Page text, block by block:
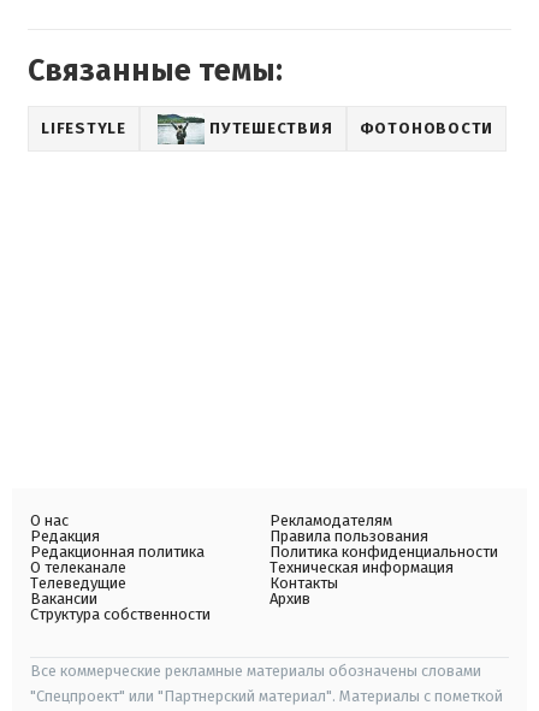
Связанные темы:
LIFESTYLE ПУТЕШЕСТВИЯ ФОТОНОВОСТИ
О нас
Редакция
Редакционная политика
О телеканале
Телеведущие
Вакансии
Структура собственности
Рекламодателям
Правила пользования
Политика конфиденциальности
Техническая информация
Контакты
Архив
Все коммерческие рекламные материалы обозначены словами
"Спецпроект" или "Партнерский материал". Материалы с пометкой